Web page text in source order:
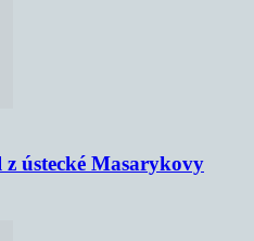
z ústecké Masarykovy